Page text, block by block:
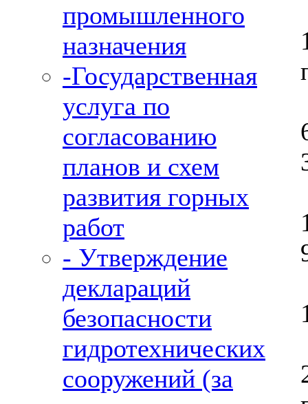
промышленного
назначения
-Государственная
услуга по
согласованию
планов и схем
развития горных
работ
- Утверждение
деклараций
безопасности
гидротехнических
сооружений (за